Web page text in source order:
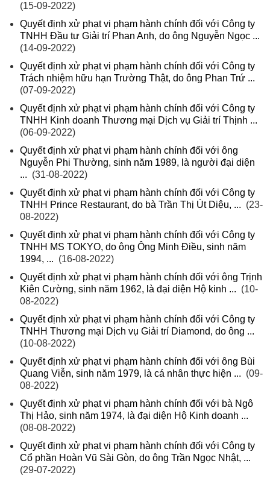
(15-09-2022)
Quyết định xử phạt vi phạm hành chính đối với Công ty
TNHH Đầu tư Giải trí Phan Anh, do ông Nguyễn Ngọc ...
(14-09-2022)
Quyết định xử phạt vi phạm hành chính đối với Công ty
Trách nhiệm hữu hạn Trường Thật, do ông Phan Trứ ...
(07-09-2022)
Quyết định xử phạt vi phạm hành chính đối với Công ty
TNHH Kinh doanh Thương mại Dịch vụ Giải trí Thịnh ...
(06-09-2022)
Quyết định xử phạt vi phạm hành chính đối với ông
Nguyễn Phi Thường, sinh năm 1989, là người đại diện
... (31-08-2022)
Quyết định xử phạt vi phạm hành chính đối với Công ty
TNHH Prince Restaurant, do bà Trần Thị Út Diệu, ... (23-
08-2022)
Quyết định xử phạt vi phạm hành chính đối với Công ty
TNHH MS TOKYO, do ông Ông Minh Điều, sinh năm
1994, ... (16-08-2022)
Quyết định xử phạt vi phạm hành chính đối với ông Trịnh
Kiên Cường, sinh năm 1962, là đại diện Hộ kinh ... (10-
08-2022)
Quyết định xử phạt vi phạm hành chính đối với Công ty
TNHH Thương mại Dịch vụ Giải trí Diamond, do ông ...
(10-08-2022)
Quyết định xử phạt vi phạm hành chính đối với ông Bùi
Quang Viễn, sinh năm 1979, là cá nhân thực hiện ... (09-
08-2022)
Quyết định xử phạt vi phạm hành chính đối với bà Ngô
Thị Hảo, sinh năm 1974, là đại diện Hộ Kinh doanh ...
(08-08-2022)
Quyết định xử phạt vi phạm hành chính đối với Công ty
Cổ phần Hoàn Vũ Sài Gòn, do ông Trần Ngọc Nhật, ...
(29-07-2022)